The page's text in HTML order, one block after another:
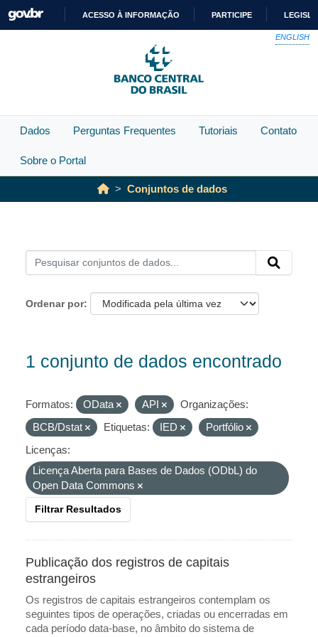
Skip to main content
PARA
O
CONTEÚDO
ACESSO À INFORMAÇÃO PARTICIPE
ENGLISH
Dados Perguntas Frequentes Tutoriais Contato
Sobre o Portal
Conjuntos de dados
Ordenar por
1 conjunto de dados encontrado
Formatos: OData API
Organizações:
BCB/Dstat
Etiquetas: IED
Portfólio
Licenças:
Licença Aberta para Bases de Dados (ODbL) do
Open Data Commons
Filtrar Resultados
Publicação dos registros de capitais
estrangeiros
Os registros de capitais estrangeiros contemplam os
seguintes tipos de operações, criadas ou encerradas em
cada período data-base, no âmbito do sistema de